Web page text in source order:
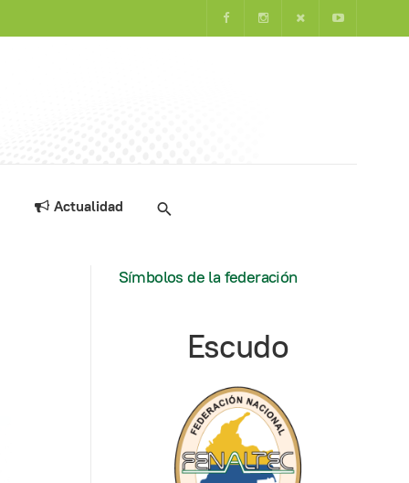
Actualidad
Símbolos de la federación
Escudo